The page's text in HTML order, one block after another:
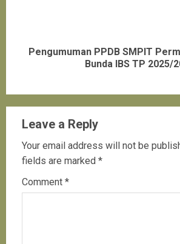
NextPengumuman PPDB SMPIT
Bunda IBS TP 2025/
Leave a Reply
Your email address will not be
fields are marked *
Comment *